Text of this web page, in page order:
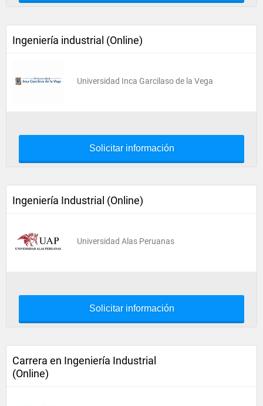
Ingeniería industrial (Online)
Universidad Inca Garcilaso de la Vega
Solicitar información
Ingeniería Industrial (Online)
Universidad Alas Peruanas
Solicitar información
Carrera en Ingeniería Industrial
(Online)